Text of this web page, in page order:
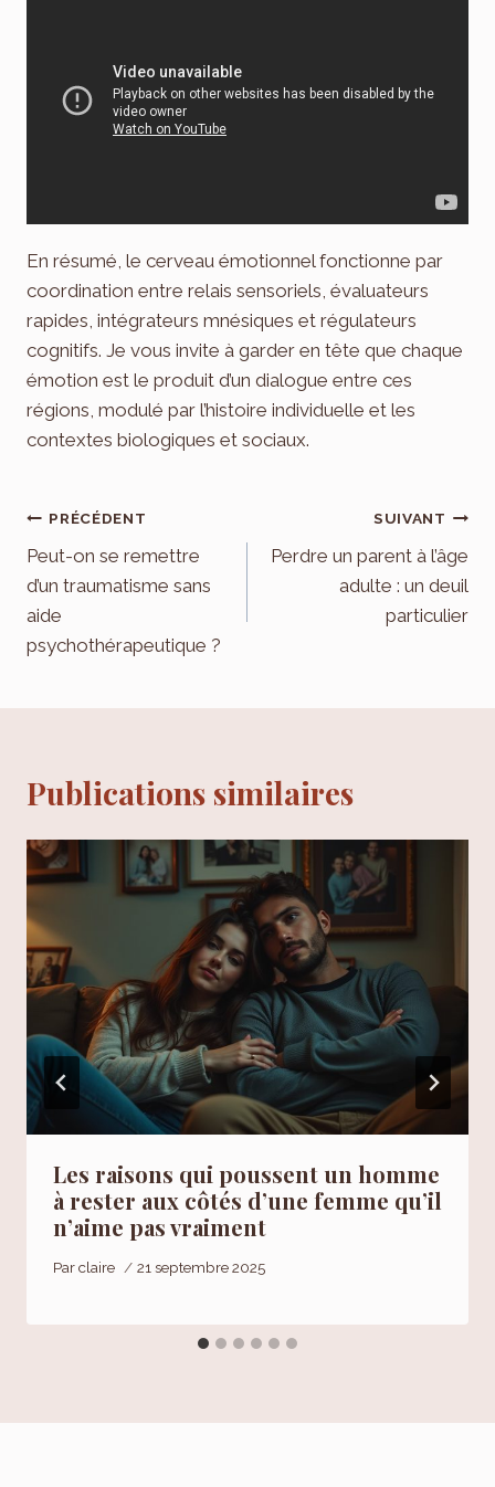
En résumé, le cerveau émotionnel fonctionne par
coordination entre relais sensoriels, évaluateurs
rapides, intégrateurs mnésiques et régulateurs
cognitifs. Je vous invite à garder en tête que chaque
émotion est le produit d’un dialogue entre ces
régions, modulé par l’histoire individuelle et les
contextes biologiques et sociaux.
Navigation
de
l’article
PRÉCÉDENT
Peut-on se remettre
d’un traumatisme sans
aide
psychothérapeutique ?
SUIVANT
Perdre un parent à l’âge
adulte : un deuil
particulier
Publications similaires
Les raisons qui poussent un homme
à rester aux côtés d’une femme qu’il
n’aime pas vraiment
Parclaire 21 septembre 2025